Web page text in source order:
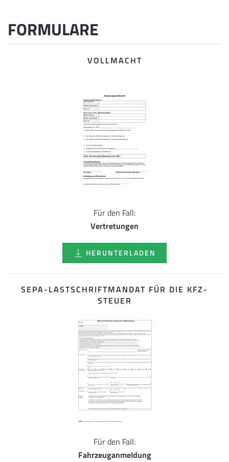
FORMULARE
VOLLMACHT
Für den Fall:
Vertretungen
HERUNTERLADEN
SEPA-LASTSCHRIFT­MANDAT FÜR DIE KFZ-
STEUER
Für den Fall:
Fahrzeuganmeldung